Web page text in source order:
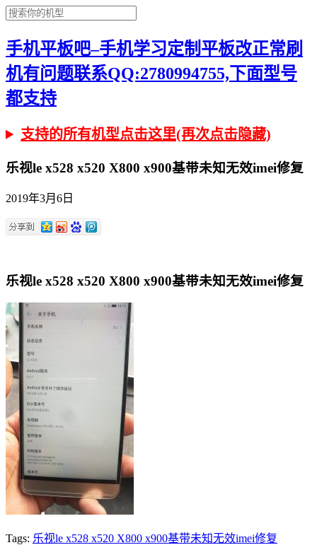
手机平板吧–手机学习定制平板改正常刷
机有问题联系QQ:2780994755,下面型号
都支持
支持的所有机型点击这里(再次点击隐藏)
乐视le x528 x520 X800 x900基带未知无效imei修复
2019年3月6日
乐视le x528 x520 X800 x900基带未知无效imei修复
Tags: 乐视le x528 x520 X800 x900基带未知无效imei修复